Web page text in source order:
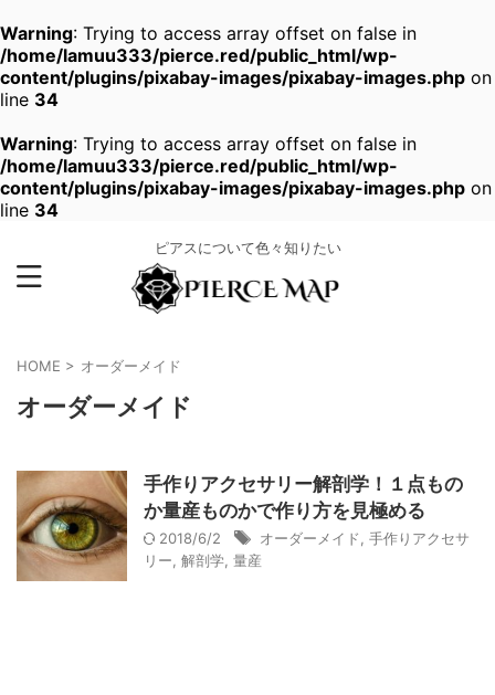
Warning: Trying to access array offset on false in
/home/lamuu333/pierce.red/public_html/wp-
content/plugins/pixabay-images/pixabay-images.php on
line 34
Warning: Trying to access array offset on false in
/home/lamuu333/pierce.red/public_html/wp-
content/plugins/pixabay-images/pixabay-images.php on
line 34
ピアスについて色々知りたい
HOME > オーダーメイド
オーダーメイド
手作りアクセサリー解剖学！１点もの
か量産ものかで作り方を見極める
2018/6/2 オーダーメイド
手作りアクセサ
リー 解剖学 量産